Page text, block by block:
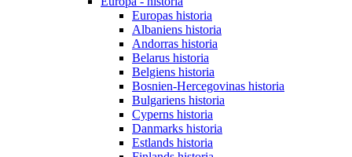
Europas historia
Albaniens historia
Andorras historia
Belarus historia
Belgiens historia
Bosnien-Hercegovinas historia
Bulgariens historia
Cyperns historia
Danmarks historia
Estlands historia